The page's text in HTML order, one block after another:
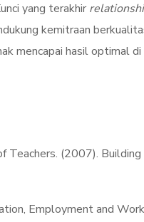
yang terakhir
kemitraan
mencapai hasil optimal
Teachers. (2007).
Employment and